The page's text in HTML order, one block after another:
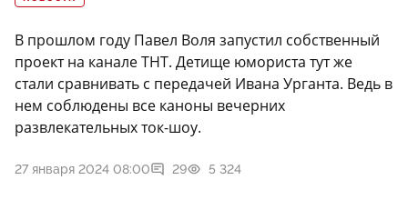
В прошлом году Павел Воля запустил собственный
проект на канале ТНТ. Детище юмориста тут же
стали сравнивать с передачей Ивана Урганта. Ведь в
нем соблюдены все каноны вечерних
развлекательных ток-шоу.
27 января 2024 08:00 29 5 324